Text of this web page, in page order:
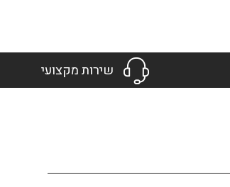
שירות מקצועי